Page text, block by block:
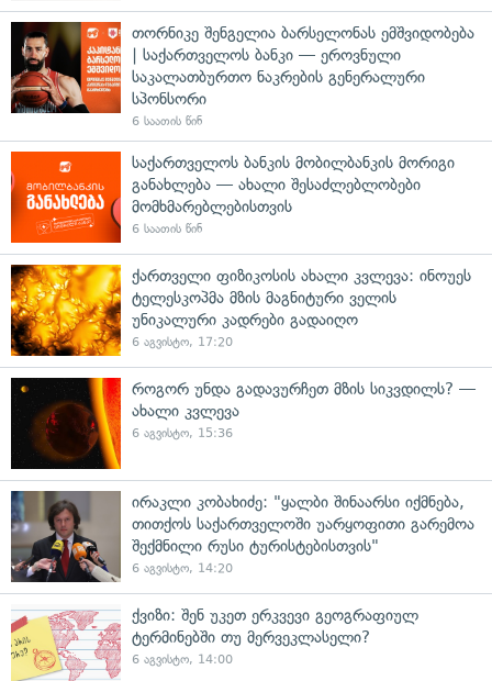
თორნიკე შენგელია ბარსელონას ემშვიდობება
| საქართველოს ბანკი — ეროვნული
საკალათბურთო ნაკრების გენერალური
სპონსორი
6 საათის წინ
საქართველოს ბანკის მობილბანკის მორიგი
განახლება — ახალი შესაძლებლობები
მომხმარებლებისთვის
6 საათის წინ
ქართველი ფიზიკოსის ახალი კვლევა: ინოუეს
ტელესკოპმა მზის მაგნიტური ველის
უნიკალური კადრები გადაიღო
6 აგვისტო, 17:20
როგორ უნდა გადავურჩეთ მზის სიკვდილს? —
ახალი კვლევა
6 აგვისტო, 15:36
ირაკლი კობახიძე: "ყალბი შინაარსი იქმნება,
თითქოს საქართველოში უარყოფითი გარემოა
შექმნილი რუსი ტურისტებისთვის"
6 აგვისტო, 14:20
ქვიზი: შენ უკეთ ერკვევი გეოგრაფიულ
ტერმინებში თუ მერვეკლასელი?
6 აგვისტო, 14:00